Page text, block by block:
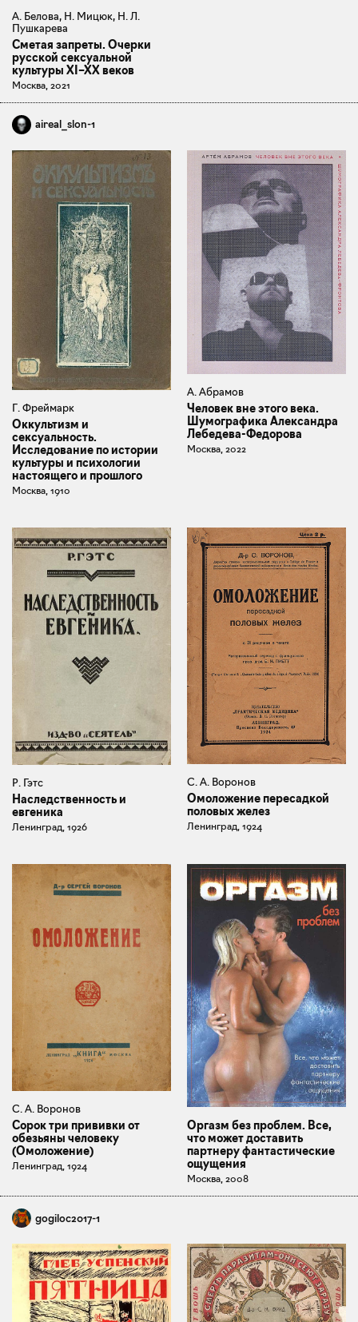
А. Белова, Н. Мицюк, Н. Л.
Пушкарева
Сметая запреты. Очерки
русской сексуальной
культуры XI–XX веков
Москва, 2021
aireal_slon-1
Г. Фреймарк
Оккультизм и
сексуальность.
Исследование по истории
культуры и психологии
настоящего и прошлого
Москва, 1910
А. Абрамов
Человек вне этого века.
Шумографика Александра
Лебедева-Федорова
Москва, 2022
Р. Гэтс
Наследственность и
евгеника
Ленинград, 1926
С. А. Воронов
Омоложение пересадкой
половых желез
Ленинград, 1924
С. А. Воронов
Сорок три прививки от
обезьяны человеку
(Омоложение)
Ленинград, 1924
Оргазм без проблем. Все,
что может доставить
партнеру фантастические
ощущения
Москва, 2008
gogiloc2017-1